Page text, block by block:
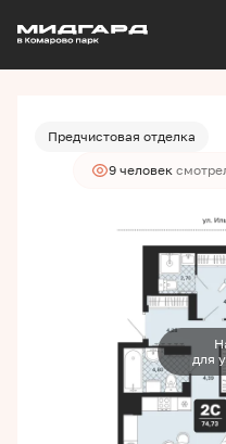
2-комнатная
Ипотекаот 26 297 руб./мес.
Предчистовая отделка
9 человек
для